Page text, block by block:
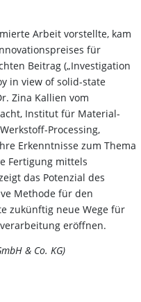
Arbeit vorstellte, kam
für
Beitrag („Investigation
in view of solid-state
Zina Kallien vom
Institut für Material-
Processing,
Erkenntnisse zum Thema
Fertigung mittels
das Potenzial des
Methode für den
zukünftig neue Wege für
eröffnen.
& Co. KG)